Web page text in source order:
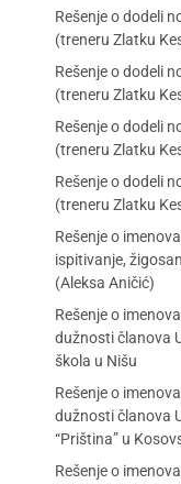
Rešenje o dodeli
(treneru Zlatku
Rešenje o dodeli
(treneru Zlatku
Rešenje o dodeli
(treneru Zlatku
Rešenje o dodeli
(treneru Zlatku
Rešenje o
ispitivanje,
(Aleksa Aničić)
Rešenje o
dužnosti članova
škola u Nišu
Rešenje o
dužnosti članova
“Priština” u
Rešenje o